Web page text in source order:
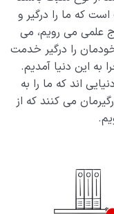
قرار می
حقیقی
برای عاقل
را از دست
سبک ها
که ما را درگیر و
علمی می رویم، می
را درگیر خدمت
به این دنیا آمدیم.
اند که ما را به
می کنند که از